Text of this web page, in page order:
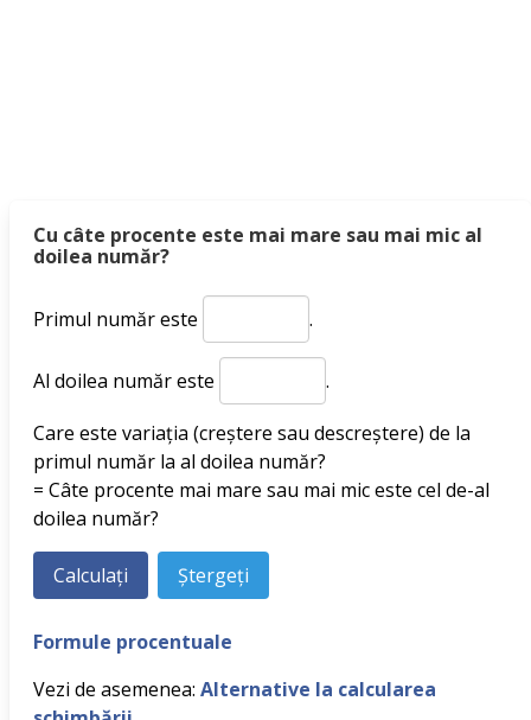
Cu câte procente este mai mare sau mai mic al
doilea număr?
Primul număr este .
Al doilea număr este
.
Care este variația (creștere sau descreștere) de la
primul număr la al doilea număr?
= Câte procente mai mare sau mai mic este cel de-al
doilea număr?
Formule procentuale
Vezi de asemenea: Alternative la calcularea